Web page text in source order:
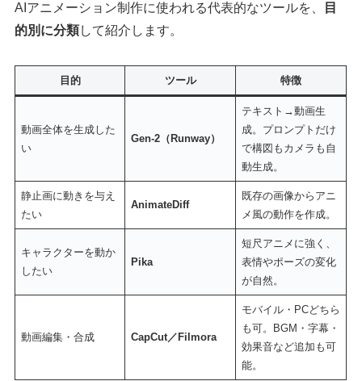
AIアニメーション制作に使われる代表的なツールを、
目
的別に分類して紹介します。
目的 ツール 特徴
動画全体を生成した
い
Gen-2（Runway）
テキスト→動画生
成。プロンプトだけ
で構図もカメラも自
動生成。
静止画に動きを与え
たい
AnimateDiff
既存の画像からアニ
メ風の動作を作成。
キャラクターを動か
したい
Pika
短尺アニメに強く、
表情やポーズの変化
が自然。
動画編集・合成 CapCut／Filmora
モバイル・PCどちら
も可。BGM・字幕・
効果音など追加も可
能。